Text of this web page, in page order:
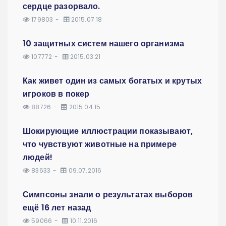
сердце разорвало.
179803 2015.07.18
10 защитных систем нашего организма
107772 2015.03.21
Как живет один из самых богатых и крутых
игроков в покер
88726 2015.04.15
Шокирующие иллюстрации показывают,
что чувствуют животные на примере
людей!
83633 09.07.2016
Симпсоны знали о результатах выборов
ещё 16 лет назад
59066 10.11.2016